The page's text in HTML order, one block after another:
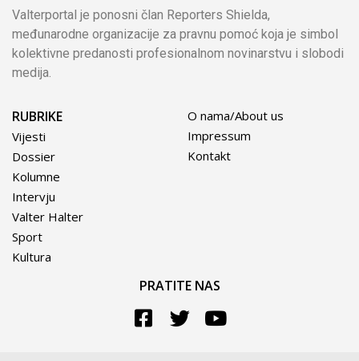
Valterportal je ponosni član Reporters Shielda,
međunarodne organizacije za pravnu pomoć koja je simbol
kolektivne predanosti profesionalnom novinarstvu i slobodi
medija.
RUBRIKE
Vijesti
Dossier
Kolumne
Intervju
Valter Halter
Sport
Kultura
O nama/About us
Impressum
Kontakt
PRATITE NAS